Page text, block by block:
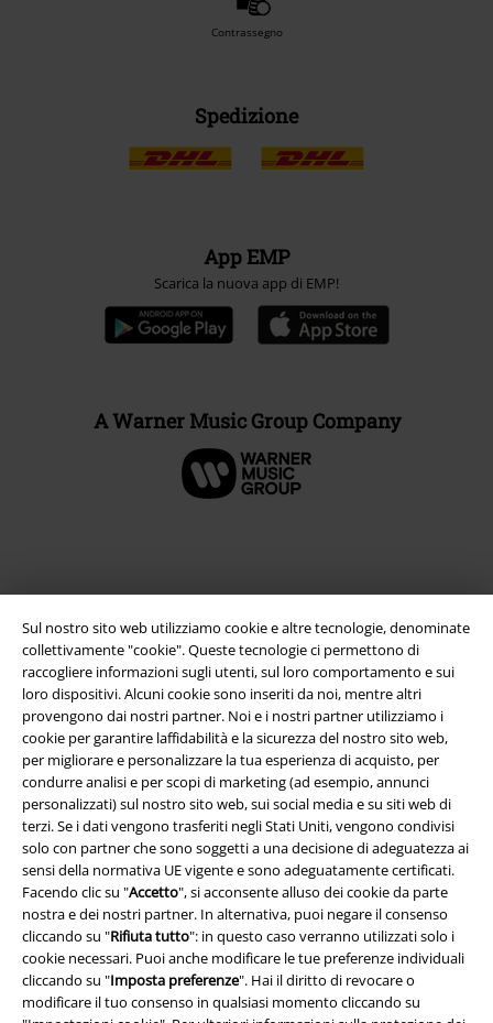
Sul nostro sito web utilizziamo cookie e altre tecnologie, denominate
collettivamente "cookie". Queste tecnologie ci permettono di
raccogliere informazioni sugli utenti, sul loro comportamento e sui
loro dispositivi. Alcuni cookie sono inseriti da noi, mentre altri
provengono dai nostri partner. Noi e i nostri partner utilizziamo i
cookie per garantire laffidabilità e la sicurezza del nostro sito web,
per migliorare e personalizzare la tua esperienza di acquisto, per
condurre analisi e per scopi di marketing (ad esempio, annunci
personalizzati) sul nostro sito web, sui social media e su siti web di
terzi. Se i dati vengono trasferiti negli Stati Uniti, vengono condivisi
solo con partner che sono soggetti a una decisione di adeguatezza ai
sensi della normativa UE vigente e sono adeguatamente certificati.
Facendo clic su "Accetto", si acconsente alluso dei cookie da parte
nostra e dei nostri partner. In alternativa, puoi negare il consenso
cliccando su "Rifiuta tutto": in questo caso verranno utilizzati solo i
cookie necessari. Puoi anche modificare le tue preferenze individuali
cliccando su "Imposta preferenze". Hai il diritto di revocare o
modificare il tuo consenso in qualsiasi momento cliccando su
Contrassegno
Spedizione
App EMP
Scarica la nuova app di EMP!
A Warner Music Group Company
Info legali
Termini & Condizioni
Redazione
Legge sulla Privacy
Smaltimento rifiuti e protezione dell’ambiente
Dichiarazione di Conformità